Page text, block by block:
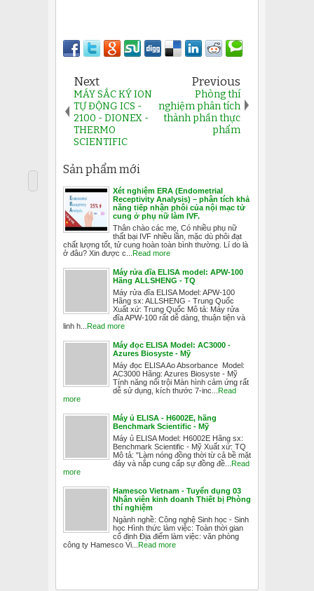
Next
MÁY SẮC KÝ ION
TỰ ĐỘNG ICS -
2100 - DIONEX -
THERMO
SCIENTIFIC
Previous
Phòng thí
nghiệm phân tích
thành phần thực
phẩm
Sản phẩm mới
Xét nghiệm ERA (Endometrial
Receptivity Analysis) – phân tích khả
năng tiếp nhận phôi của nội mạc tử
cung ở phụ nữ làm IVF.
Thân chào các mẹ, Có nhiều phụ nữ
thất bại IVF nhiều lần, mặc dù phôi đạt
chất lượng tốt, tử cung hoàn toàn bình thường. Lí do là
ở đâu? Xin được c... Read more
Máy rửa đĩa ELISA model: APW-100
Hãng ALLSHENG - TQ
Máy rửa đĩa ELISA Model: APW-100
Hãng sx: ALLSHENG - Trung Quốc
Xuất xứ: Trung Quốc Mô tả: Máy rửa
đĩa APW-100 rất dễ dàng, thuận tiện và
linh h... Read more
Máy đọc ELISA Model: AC3000 -
Azures Biosyste - Mỹ
Máy đọc ELISA Ao Absorbance Model:
AC3000 Hãng: Azures Biosyste - Mỹ
Tính năng nổi trội Màn hình cảm ứng rất
dễ sử dụng, kích thước 7-inc... Read
more
Máy ủ ELISA - H6002E, hãng
Benchmark Scientific - Mỹ
Máy ủ ELISA Model: H6002E Hãng sx:
Benchmark Scientific - Mỹ Xuất xứ: TQ
Mô tả: "Làm nóng đồng thời từ cả bề mặt
đáy và nắp cung cấp sự đồng đề... Read
more
Hamesco Vietnam - Tuyển dụng 03
Nhân viên kinh doanh Thiết bị Phòng
thí nghiệm
Ngành nghề: Công nghệ Sinh học - Sinh
học Hình thức làm việc: Toàn thời gian
cố định Địa điểm làm việc: văn phòng
công ty Hamesco Vi... Read more